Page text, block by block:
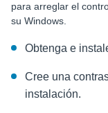
para arreglar el
su Windows.
Obtenga e
Cree una
instalación.